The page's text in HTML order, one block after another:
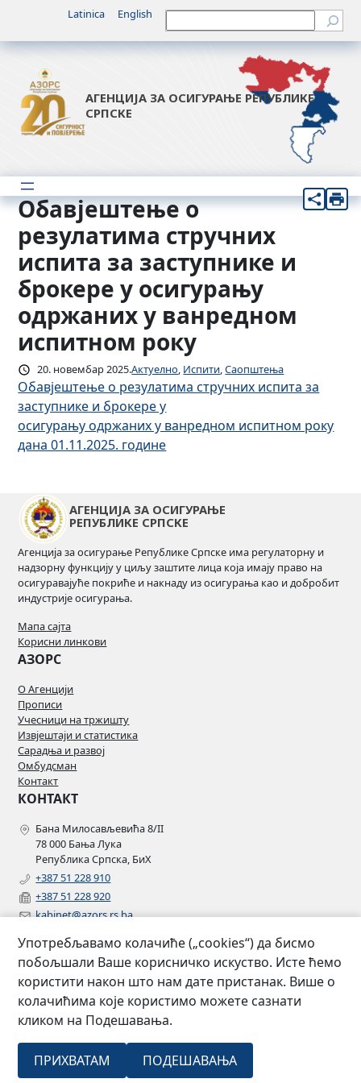
садржај
Latinica English Претрага
АГЕНЦИЈА ЗА ОСИГУРАЊЕ РЕПУБЛИКЕ
СРПСКЕ
Обавјештење о
резулатима стручних
испита за заступнике и
брокере у осигурању
одржаних у ванредном
испитном року
20. новембар 2025.Актуелно, Испити, Саопштења
Обавјештење о резулатима стручних испита за
заступнике и брокере у
осигурању одржаних у ванредном испитном року
дана 01.11.2025. године
АГЕНЦИЈА ЗА ОСИГУРАЊЕ
РЕПУБЛИКЕ СРПСКЕ
Агенција за осигурање Републике Српске има регулаторну и
надзорну функцију у циљу заштите лица која имају право на
осигуравајуће покриће и накнаду из осигурања као и добробит
индустрије осигурања.
Мапа сајта
Корисни линкови
АЗОРС
О Агенцији
Прописи
Учесници на тржишту
Извјештаји и статистика
Сарадња и развој
Омбудсман
Контакт
КОНТАКТ
Бана Милосављевића 8/II
78 000 Бања Лука
Република Српска, БиХ
+387 51 228 910
+387 51 228 920
kabinet@azors.rs.ba
szzp@azors.rs.ba
ПРАТИТЕ НАС
Facebook
Instagram
Linkedin
2007 –
Агенција за осигурање Републике
Српске
Употребљавамо колачиће („cookies“) да бисмо
побољшали Ваше корисничко искуство. Исте ћемо
користити након што нам дате пристанак. Више о
колачићима које користимо можете сазнати
кликом на Подешавања.
ПРИХВАТАМ ПОДЕШАВАЊА